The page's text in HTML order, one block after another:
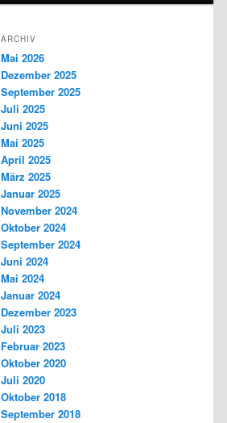
ARCHIV
Mai 2026
Dezember 2025
September 2025
Juli 2025
Juni 2025
Mai 2025
April 2025
März 2025
Januar 2025
November 2024
Oktober 2024
September 2024
Juni 2024
Mai 2024
Januar 2024
Dezember 2023
Juli 2023
Februar 2023
Oktober 2020
Juli 2020
Oktober 2018
September 2018